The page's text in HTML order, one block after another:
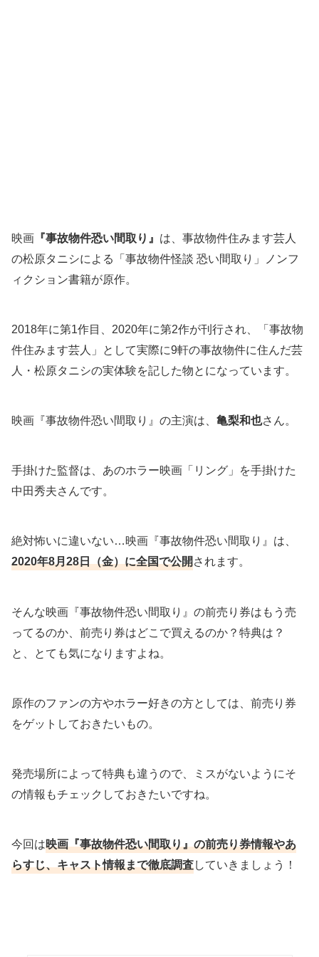
映画 『事故物件恐い間取り』 は、事故物件住みます芸人
の松原タニシによる「事故物件怪談 恐い間取り」ノンフ
ィクション書籍が原作。
2018年に第1作目、2020年に第2作が刊行され、「事故物
件住みます芸人」として実際に9軒の事故物件に住んだ芸
人・松原タニシの実体験を記した物とになっています。
映画『事故物件恐い間取り』の主演は、亀梨和也さん。
手掛けた監督は、あのホラー映画「リング」を手掛けた
中田秀夫さんです。
絶対怖いに違いない…映画『事故物件恐い間取り』は、
2020年8月28日（金）に全国で公開されます。
そんな映画『事故物件恐い間取り』の前売り券はもう売
ってるのか、前売り券はどこで買えるのか？特典は？
と、とても気になりますよね。
原作のファンの方やホラー好きの方としては、前売り券
をゲットしておきたいもの。
発売場所によって特典も違うので、ミスがないようにそ
の情報もチェックしておきたいですね。
今回は映画『事故物件恐い間取り』の前売り券情報やあ
らすじ、キャスト情報まで徹底調査していきましょう！